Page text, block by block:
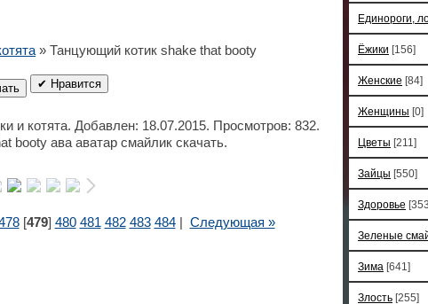
» Танцующий котик shake that booty
✔ Нравится
и котята. Добавлен: 18.07.2015. Просмотров: 832.
booty ава аватар смайлик скачать.
[479] 480 481 482 483 484| Следующая »
Единороги,
Ёжики [156]
Женские [84]
Женщины [0]
Цветы [211]
Зайцы [550]
Здоровье
Зеленые
Зима [641]
Злость [255]